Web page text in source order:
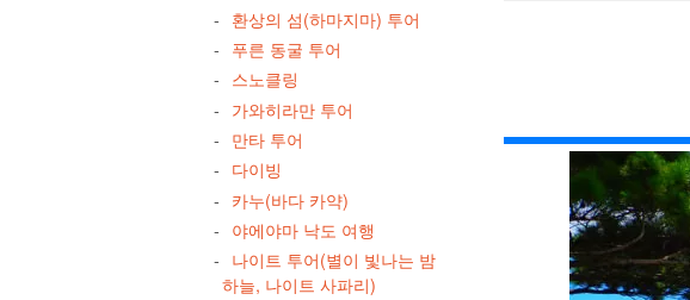
환상의 섬(하마지마) 투어
푸른 동굴 투어
스노클링
가와히라만 투어
만타 투어
다이빙
카누(바다 카약)
야에야마 낙도 여행
나이트 투어(별이 빛나는 밤
하늘, 나이트 사파리)